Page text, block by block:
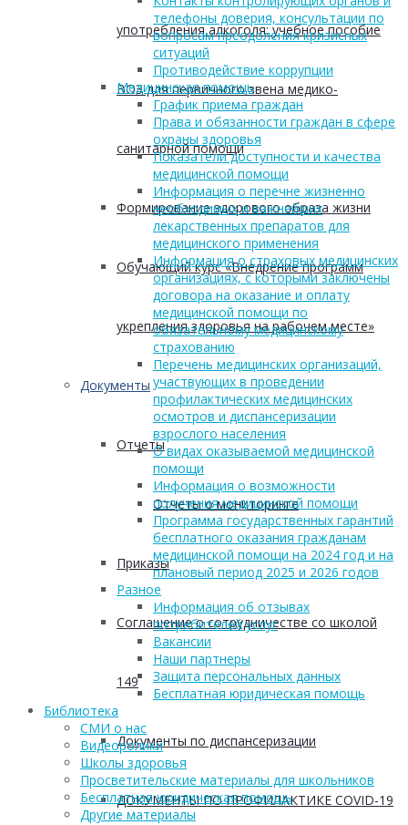
употребления алкоголя: учебное пособие
ВОЗ для первичного звена медико-
санитарной помощи
Формирование здорового образа жизни
Обучающий курс «Внедрение программ
укрепления здоровья на рабочем месте»
Документы
Отчеты
Отчеты о мониторинге
Приказы
Соглашение о сотрудничестве со школой
149
Документы по диспансеризации
ДОКУМЕНТЫ ПО ПРОФИЛАКТИКЕ COVID-19
телефоны доверия, консультации по
вопросам преодоления кризисных
ситуаций
Противодействие коррупции
Медицинская помощь
График приема граждан
Права и обязанности граждан в сфере
охраны здоровья
Показатели доступности и качества
медицинской помощи
Информация о перечне жизненно
необходимых и важнейших
лекарственных препаратов для
медицинского применения
Информация о страховых медицинских
организациях, с которыми заключены
договора на оказание и оплату
медицинской помощи по
обязательному медицинскому
страхованию
Перечень медицинских организаций,
участвующих в проведении
профилактических медицинских
осмотров и диспансеризации
взрослого населения
О видах оказываемой медицинской
помощи
Информация о возможности
получения медицинской помощи
Программа государственных гарантий
бесплатного оказания гражданам
медицинской помощи на 2024 год и на
плановый период 2025 и 2026 годов
Разное
Информация об отзывах
потребителей услуг
Вакансии
Наши партнеры
Защита персональных данных
Бесплатная юридическая помощь
Библиотека
СМИ о нас
Видеоролики
Школы здоровья
Просветительские материалы для школьников
Бесплатная юридическая помощь
Другие материалы